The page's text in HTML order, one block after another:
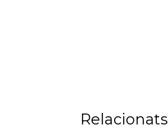
Relacionats